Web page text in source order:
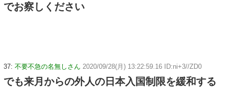
でお察しください
37: 不要不急の名無しさん 2020/09/28(月) 13:22:59.16 ID:ni+3//ZD0
でも来月からの外人の日本入国制限を緩和する